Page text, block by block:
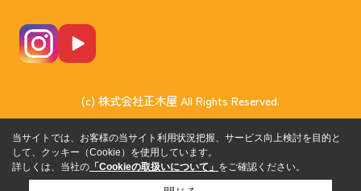
(c) 株式会社正木屋 All Rights Reserved.
当サイトでは、お客様の当サイト利用状況把握、サービス向上検討を目的と
して、クッキー（Cookie）を使用しています。
詳しくは、当社の 「Cookieの取扱いについて」 をご確認ください。